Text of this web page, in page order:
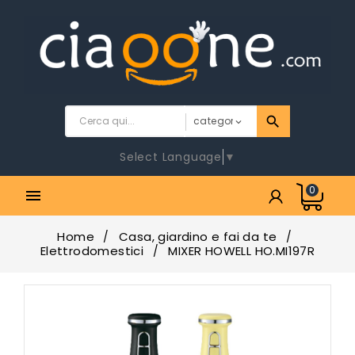
Select Language ▼
 0
Home
Casa, giardino e fai da te
Elettrodomestici
MIXER HOWELL HO.MI197R